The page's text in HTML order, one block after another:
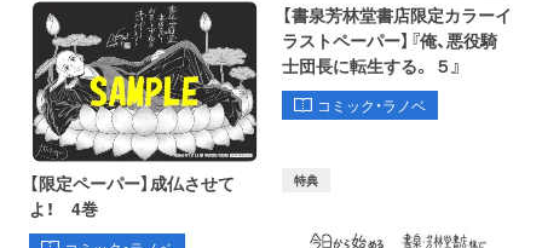
【書泉芳林堂書店限定カラーイ
ラストペーパー】『俺、悪役騎
士団長に転生する。 ５』
コミック・ラノベ
【限定ペーパー】成仏させて
よ！ 4巻
特典